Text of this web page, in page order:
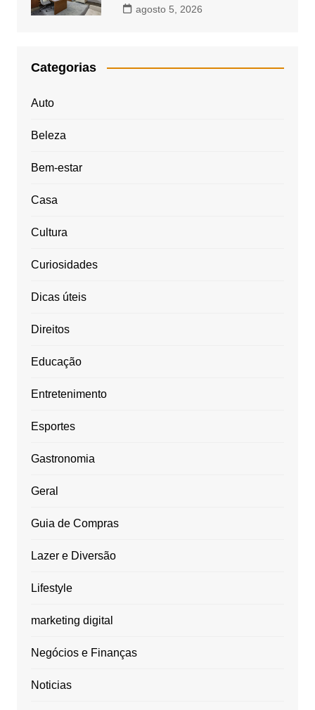
agosto 5, 2026
Categorias
Auto
Beleza
Bem-estar
Casa
Cultura
Curiosidades
Dicas úteis
Direitos
Educação
Entretenimento
Esportes
Gastronomia
Geral
Guia de Compras
Lazer e Diversão
Lifestyle
marketing digital
Negócios e Finanças
Noticias